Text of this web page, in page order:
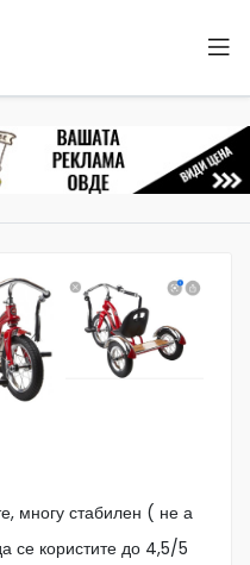
многу стабилен ( не а
се користите до 4,5/5